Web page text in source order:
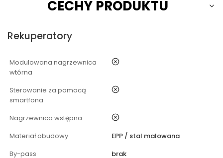
CECHY PRODUKTU
Rekuperatory
Modulowana nagrzewnica
wtórna
nie
Sterowanie za pomocą
smartfona
nie
Nagrzewnica wstępna
nie
Materiał obudowy
EPP / stal malowana
By-pass
brak